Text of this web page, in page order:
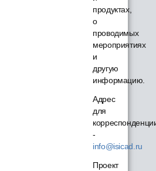
продуктах,
о
проводимых
мероприятиях
и
другую
информацию.
Адрес
для
-
info@isicad.ru
Проект